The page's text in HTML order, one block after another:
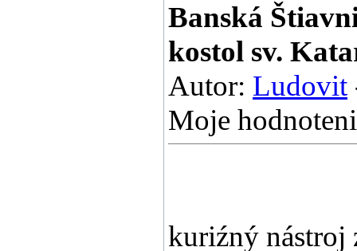
Banská
kostol sv.
Autor: Ludovit
Moje
kuriźný nástroj